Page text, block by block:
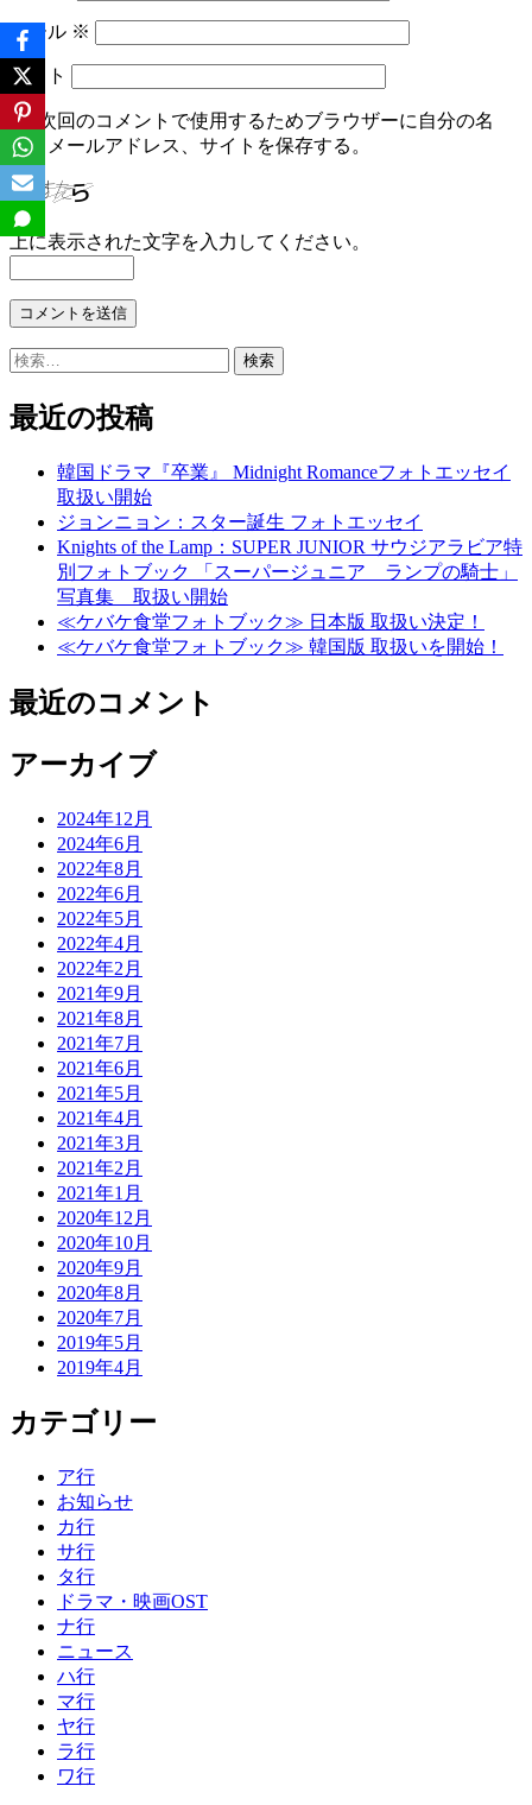
メール ※
サイト
次回のコメントで使用するためブラウザーに自分の名
前、メールアドレス、サイトを保存する。
上に表示された文字を入力してください。
検
最近の投稿
韓国ドラマ『卒業』 Midnight Romanceフォトエッセイ
取扱い開始
ジョンニョン：スター誕生 フォトエッセイ
Knights of the Lamp：SUPER JUNIOR サウジアラビア特
別フォトブック 「スーパージュニア ランプの騎士」
写真集 取扱い開始
≪ケバケ食堂フォトブック≫ 日本版 取扱い決定！
≪ケバケ食堂フォトブック≫ 韓国版 取扱いを開始！
最近のコメント
アーカイブ
2024年12月
2024年6月
2022年8月
2022年6月
2022年5月
2022年4月
2022年2月
2021年9月
2021年8月
2021年7月
2021年6月
2021年5月
2021年4月
2021年3月
2021年2月
2021年1月
2020年12月
2020年10月
2020年9月
2020年8月
2020年7月
2019年5月
2019年4月
カテゴリー
ア行
お知らせ
カ行
サ行
タ行
ドラマ・映画OST
ナ行
ニュース
ハ行
マ行
ヤ行
ラ行
ワ行